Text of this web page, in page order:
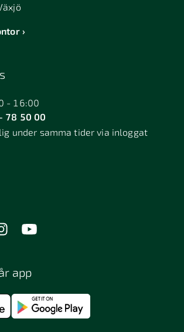
- 16:00
78 50 00
under samma tider via inloggat
app